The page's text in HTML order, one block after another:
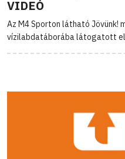
VIDEÓ
Az M4 Sporton látható Jövünk!
vízilabdatáborába látogatott